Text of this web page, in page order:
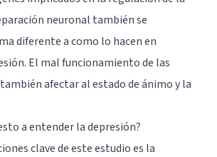
neuronal también se
diferente a como lo hacen en
El mal funcionamiento de las
afectar al estado de ánimo y la
a entender la depresión?
clave de este estudio es la